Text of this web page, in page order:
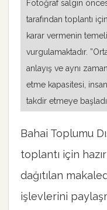
Fotoğraf salgın
tarafından toplantı
karar vermenin
vurgulamaktadır.
anlayış ve aynı
etme kapasitesi,
takdir etmeye
Bahai Toplumu
toplantı için
dağıtılan
işlevlerini